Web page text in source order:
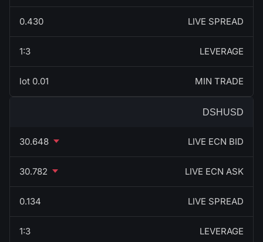
LIVE SPREAD
0.430
LEVERAGE
1:3
MIN TRADE
0.01 lot
DSHUSD
LIVE ECN BID
30.648
LIVE ECN ASK
30.782
LIVE SPREAD
0.134
LEVERAGE
1:3